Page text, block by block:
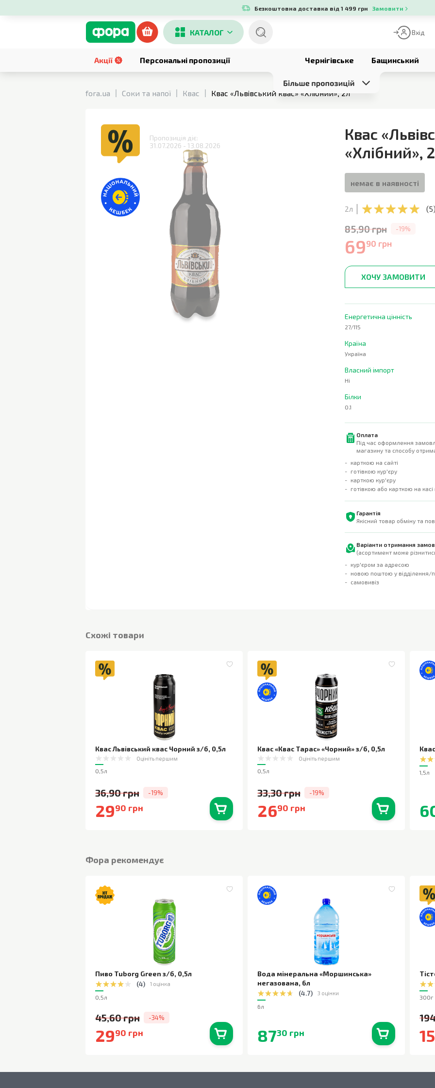
Безкоштовна доставка від 1 499 грн Замовити
КАТАЛОГ Вхід
Акції Персональні пропозиції Чернігівське Бащинський
fora.ua
Соки та напої Квас Квас «Львівський квас» «Хлібний», 2л
Пропозиція діє:
31.07.2026 - 13.08.2026
Квас
«Хлібний»,
немає в наявності
2л (5)
85,90 грн -19%
6990 грн
ХОЧУ ЗАМОВИТИ
Енергетична цінність
27/115
Країна
Україна
Власний імпорт
Ні
Білки
0.1
Оплата
Під час оформлення
магазину та способу
карткою на сайті
готівкою кур'єру
карткою кур'єру
готівкою або карткою на
Гарантія
Якісний товар обміну та
Варіанти отримання
(асортимент може
кур'єром за адресою
новою поштою у відділення/
самовивіз
Cхожі товари
Квас Львівський квас Чорний з/б, 0,5л
Оцініть першим
0,5л
36,90 грн -19%
2990 грн
Квас «Квас Тарас» «Чорний» з/б, 0,5л
Оцініть першим
0,5л
33,30 грн -19%
2690 грн
1,5л
Фора рекомендує
Пиво Tuborg Green з/б, 0,5л
(4) 1 оцінка
0,5л
45,60 грн -34%
2990 грн
Вода мінеральна «Моршинська»
негазована, 6л
(4.7) 3 оцінки
6л
8730 грн
300г